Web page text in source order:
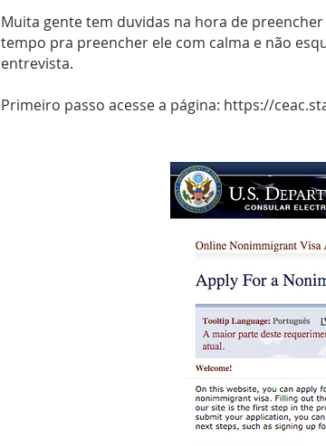
Muita gente tem duvidas na hora de
tempo pra preencher ele com calma e não
entrevista.
Primeiro passo acesse a página: https://